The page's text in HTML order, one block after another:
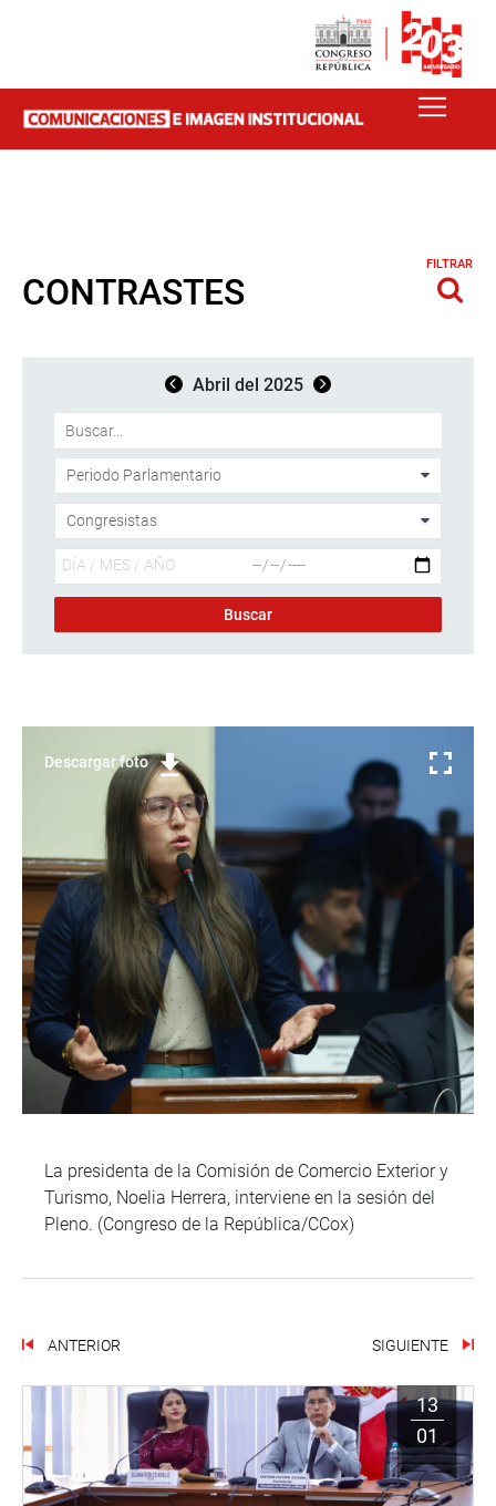
CONTRASTES
FILTRAR
Abril del 2025
Descargar foto
La presidenta de la Comisión de Comercio Exterior y
Turismo, Noelia Herrera, interviene en la sesión del
Pleno. (Congreso de la República/CCox)
ANTERIOR SIGUIENTE
13
01